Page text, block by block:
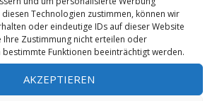
diesen Technologien zustimmen, können wir
oder eindeutige IDs auf dieser Website
Ihre Zustimmung nicht erteilen oder
bestimmte Funktionen beeinträchtigt werden.
AKZEPTIEREN
Klettern - (Noch)